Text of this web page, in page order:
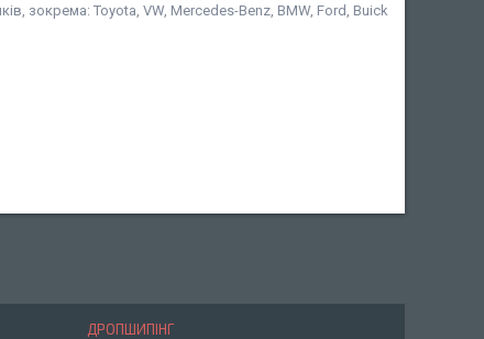
зокрема: Toyota, VW, Mercedes-Benz, BMW, Ford, Buick
ДРОПШИПІНГ